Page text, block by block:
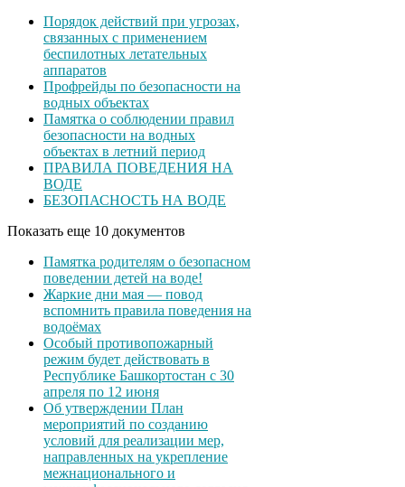
Порядок действий при угрозах,
связанных с применением
беспилотных летательных
аппаратов
Профрейды по безопасности на
водных объектах
Памятка о соблюдении правил
безопасности на водных
объектах в летний период
ПРАВИЛА ПОВЕДЕНИЯ НА
ВОДЕ
БЕЗОПАСНОСТЬ НА ВОДЕ
Показать еще 10 документов
Памятка родителям о безопасном
поведении детей на воде!
Жаркие дни мая — повод
вспомнить правила поведения на
водоёмах
Особый противопожарный
режим будет действовать в
Республике Башкортостан с 30
апреля по 12 июня
Об утверждении План
мероприятий по созданию
условий для реализации мер,
направленных на укрепление
межнационального и